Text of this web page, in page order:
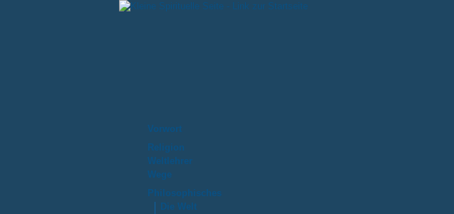
Navigation
überspringen
Vorwort
Religion
Weltlehrer
Wege
Philosophisches
Die Welt